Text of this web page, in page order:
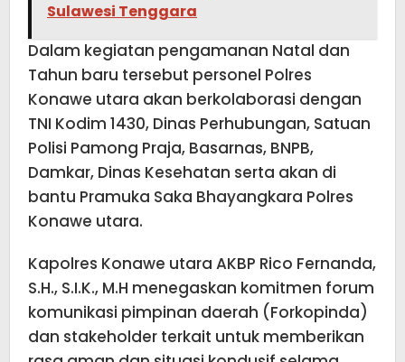
Sulawesi Tenggara
Dalam kegiatan pengamanan Natal dan
Tahun baru tersebut personel Polres
Konawe utara akan berkolaborasi dengan
TNI Kodim 1430, Dinas Perhubungan, Satuan
Polisi Pamong Praja, Basarnas, BNPB,
Damkar, Dinas Kesehatan serta akan di
bantu Pramuka Saka Bhayangkara Polres
Konawe utara.
Kapolres Konawe utara AKBP Rico Fernanda,
S.H., S.I.K., M.H menegaskan komitmen forum
komunikasi pimpinan daerah (Forkopinda)
dan stakeholder terkait untuk memberikan